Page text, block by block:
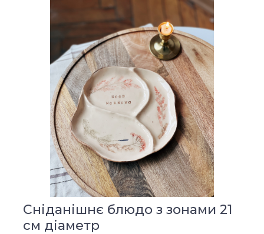
Сніданішнє блюдо з зонами 21
см діаметр